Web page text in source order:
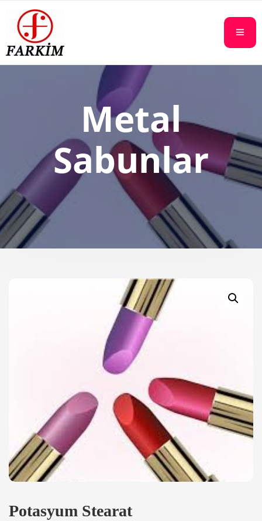
Metal
Sabunlar
Potasyum Stearat